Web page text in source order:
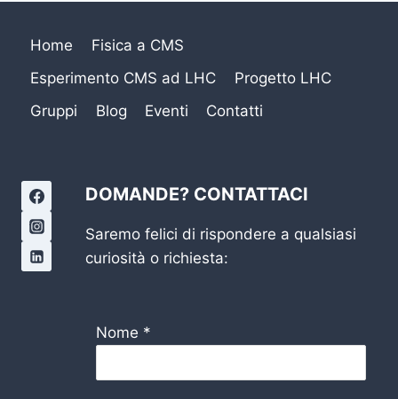
Home
Fisica a CMS
Esperimento CMS ad LHC
Progetto LHC
Gruppi
Blog Eventi Contatti
DOMANDE? CONTATTACI
Saremo felici di rispondere a qualsiasi
curiosità o richiesta:
Nome *